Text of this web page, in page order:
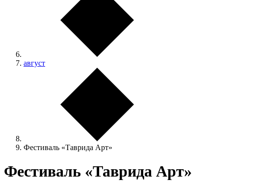
август
Фестиваль «Таврида Арт»
Фестиваль «Таврида Арт»